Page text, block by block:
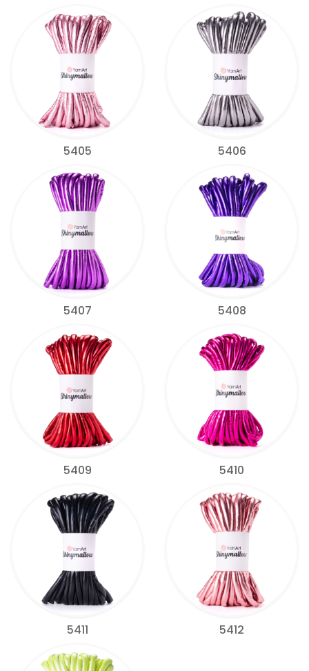
5405 5406
5407 5408
5409 5410
5411 5412